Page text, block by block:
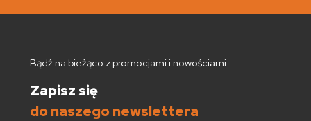
Bądź na bieżąco z promocjami i nowościami
Zapisz się
do naszego newslettera